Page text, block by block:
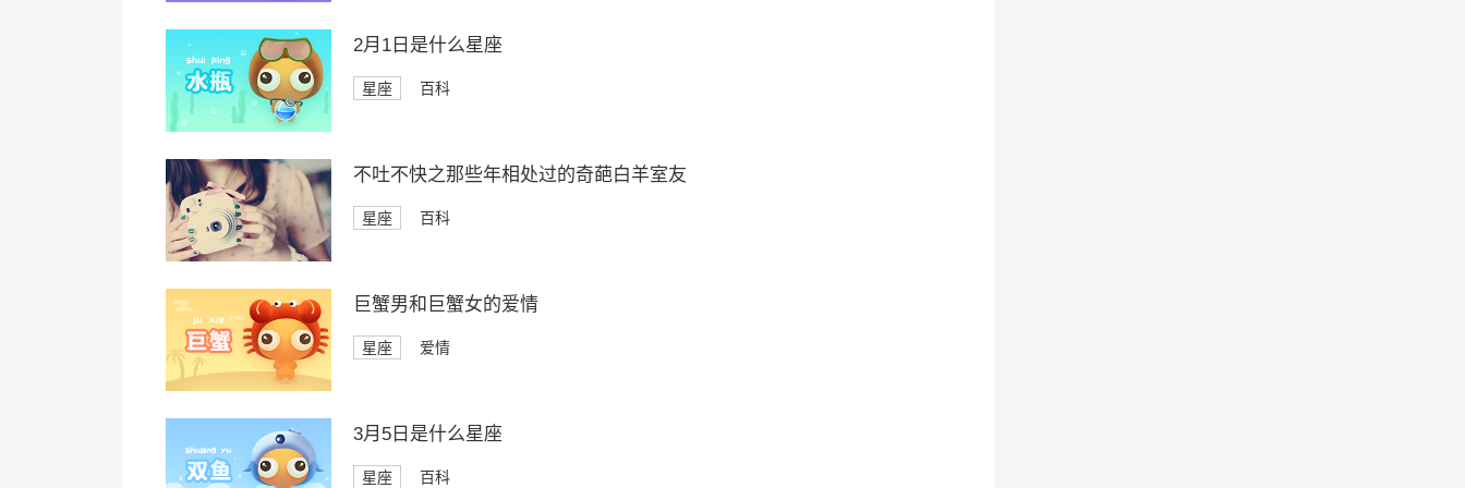
2月1日是什么星座
星座 百科
不吐不快之那些年相处过的奇葩白羊室友
星座 百科
巨蟹男和巨蟹女的爱情
星座 爱情
3月5日是什么星座
星座 百科